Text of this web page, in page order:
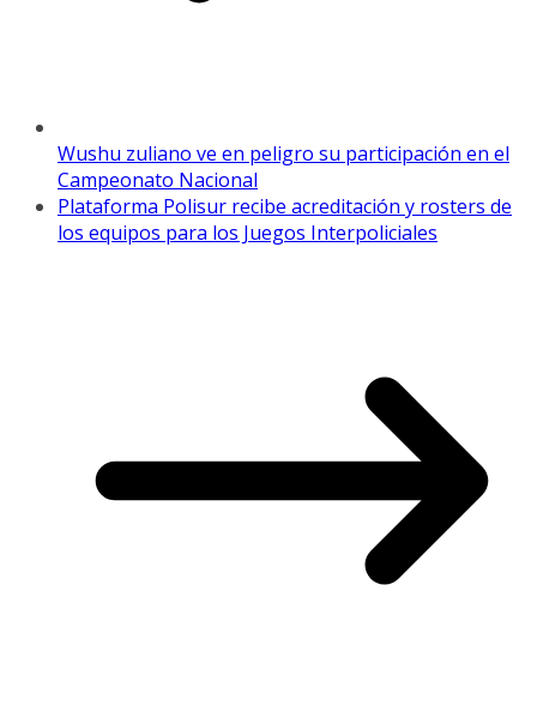
Wushu zuliano ve en peligro su participación en el
Campeonato Nacional
Plataforma Polisur recibe acreditación y rosters de
los equipos para los Juegos Interpoliciales